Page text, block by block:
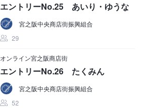
エントリーNo.25 あいり・ゆうな
宮之阪中央商店街振興組合
29
オンライン宮之阪商店街
エントリーNo.26 たくみん
宮之阪中央商店街振興組合
52